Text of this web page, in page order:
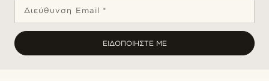
Διεύθυνση Email *
ΕΙΔΟΠΟΙΉΣΤΕ ΜΕ